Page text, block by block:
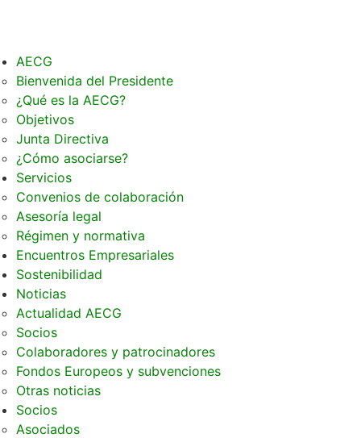
AECG
Bienvenida del Presidente
¿Qué es la AECG?
Objetivos
Junta Directiva
¿Cómo asociarse?
Servicios
Convenios de colaboración
Asesoría legal
Régimen y normativa
Encuentros Empresariales
Sostenibilidad
Noticias
Actualidad AECG
Socios
Colaboradores y patrocinadores
Fondos Europeos y subvenciones
Otras noticias
Socios
Asociados